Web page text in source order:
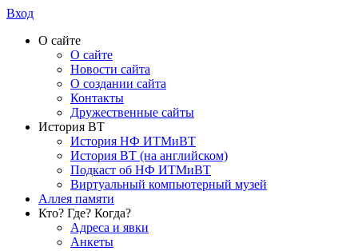
Вход
О сайте
О сайте
Новости сайта
О создании сайта
Контакты
Дружественные сайты
История ВТ
История НФ ИТМиВТ
История ВТ (на английском)
Подкаст об НФ ИТМиВТ
Виртуальный компьютерный музей
Аллея памяти
Кто? Где? Когда?
Адреса и явки
Анкеты